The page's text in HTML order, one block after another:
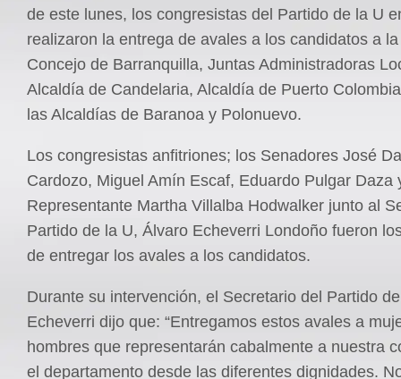
de este lunes, los congresistas del Partido de la U
realizaron la entrega de avales a los candidatos a
Concejo de Barranquilla, Juntas Administradoras
Alcaldía de Candelaria, Alcaldía de Puerto
las Alcaldías de Baranoa y Polonuevo.
Los congresistas anfitriones; los Senadores José
Cardozo, Miguel Amín Escaf, Eduardo Pulgar Daza
Representante Martha Villalba Hodwalker junto al
Partido de la U, Álvaro Echeverri Londoño fueron
de entregar los avales a los candidatos.
Durante su intervención, el Secretario del Partido
Echeverri dijo que: “Entregamos estos avales a
hombres que representarán cabalmente a nuestra
el departamento desde las diferentes dignidades.